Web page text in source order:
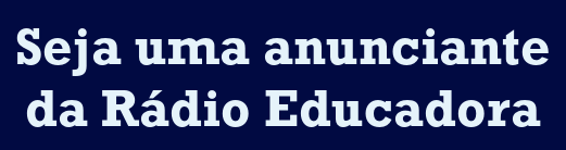
Seja uma anunciante
da Rádio Educadora